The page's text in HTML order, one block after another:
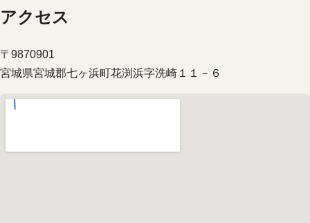
アクセス
〒9870901
宮城県宮城郡七ヶ浜町花渕浜字洗崎１１－６